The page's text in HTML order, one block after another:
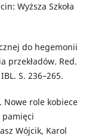
Wyższa Szkoła
do hegemonii
przekładów. Red.
S. 236–265.
Nowe role kobiece
pamięci
Wójcik, Karol